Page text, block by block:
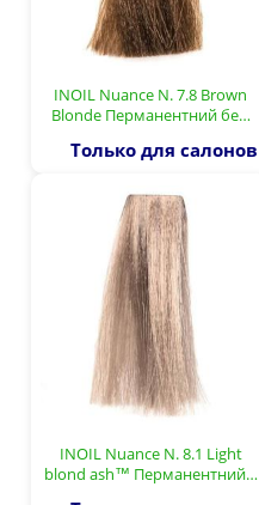
INOIL Nuance N. 7.8 Brown
Blonde Перманентний бе…
Только для салонов
INOIL Nuance N. 8.1 Light
blond ash™ Перманентний…